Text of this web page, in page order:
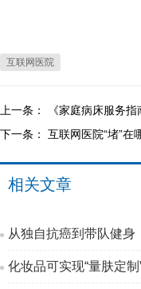
互联网医院
上一条：
《家庭病床服务
下一条： 互联网医院“堵”在
相关文章
从独自抗癌到带队健身
化妆品可实现“量肤定制